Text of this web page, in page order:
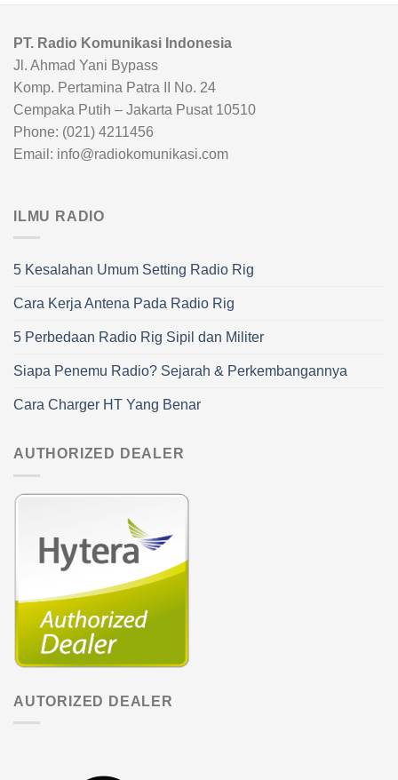
PT. Radio Komunikasi Indonesia
Jl. Ahmad Yani Bypass
Komp. Pertamina Patra II No. 24
Cempaka Putih – Jakarta Pusat 10510
Phone: (021) 4211456
Email: info@radiokomunikasi.com
ILMU RADIO
5 Kesalahan Umum Setting Radio Rig
Cara Kerja Antena Pada Radio Rig
5 Perbedaan Radio Rig Sipil dan Militer
Siapa Penemu Radio? Sejarah & Perkembangannya
Cara Charger HT Yang Benar
AUTHORIZED DEALER
AUTORIZED DEALER